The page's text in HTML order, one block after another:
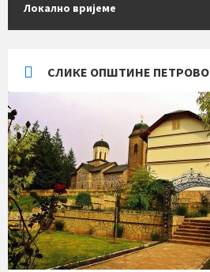
Локално вријеме
СЛИКЕ ОПШТИНЕ ПЕТРОВО